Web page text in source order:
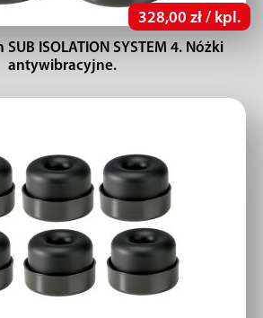
328,00 zł / kpl.
ISOLATION SYSTEM 4. Nóżki
antywibracyjne.